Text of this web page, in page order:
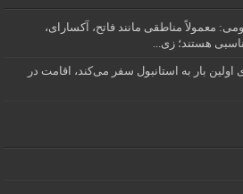
معمولاً مناطقی مانند فاتح، آکسارای،
هستند؛ زی...
بار به استانبول سفر می‌کند، اقامت در